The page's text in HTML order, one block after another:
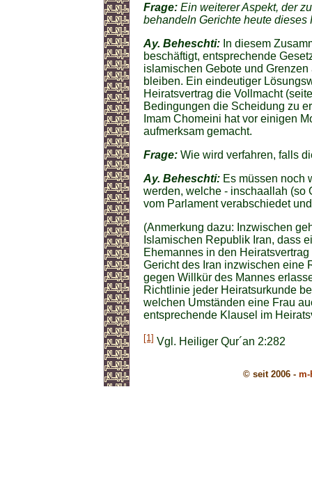
Frage: Ein weiterer Aspekt, der
behandeln Gerichte heute dieses
Ay. Beheschti: In diesem
beschäftigt, entsprechende
islamischen Gebote und
bleiben. Ein eindeutiger
Heiratsvertrag die Vollmacht
Bedingungen die Scheidung zu
Imam Chomeini hat vor einigen
aufmerksam gemacht.
Frage: Wie wird verfahren, falls
Ay. Beheschti: Es müssen noch
werden, welche - inschaallah (so
vom Parlament verabschiedet
(Anmerkung dazu: Inzwischen
Islamischen Republik Iran, dass
Ehemannes in den
Gericht des Iran inzwischen eine
gegen Willkür des Mannes
Richtlinie jeder Heiratsurkunde
welchen Umständen eine Frau
entsprechende Klausel im
[1] Vgl. Heiliger Qur´an 2:282
© seit 2006 - m-